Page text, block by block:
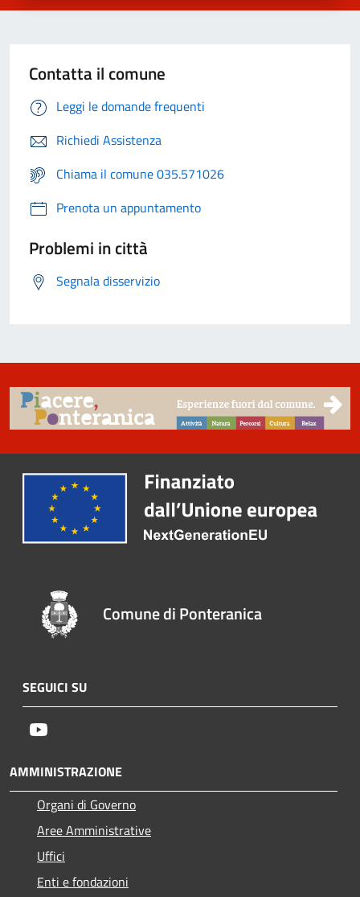
Contatta il comune
Leggi le domande frequenti
Richiedi Assistenza
Chiama il comune 035.571026
Prenota un appuntamento
Problemi in città
Segnala disservizio
Comune di Ponteranica
SEGUICI SU
AMMINISTRAZIONE
Organi di Governo
Aree Amministrative
Uffici
Enti e fondazioni